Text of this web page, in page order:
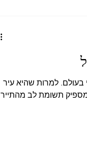
למרות שהיא עיר
תשומת לב מהתייר